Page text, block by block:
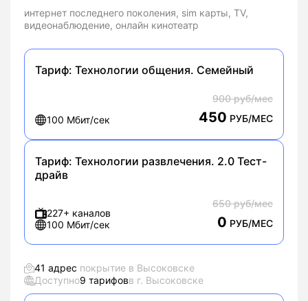
интернет последнего поколения, sim карты, TV,
видеонаблюдение, онлайн кинотеатр
Тариф: Технологии общения. Семейный
100 Мбит/сек
900 руб/мес
450 РУБ/МЕС
Тариф: Технологии развлечения. 2.0 Тест-
драйв
227+ каналов
100 Мбит/сек
650 руб/мес
0 РУБ/МЕС
41 адрес покрытие в Высоковске
Доступно9 тарифовв г. Высоковске